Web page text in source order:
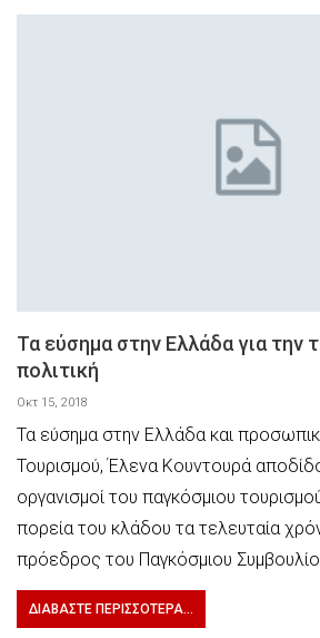
Τα εύσημα στην Ελλάδα για την
πολιτική
Οκτ 15, 2018
Τα εύσημα στην Ελλάδα και
Τουρισμού, Έλενα Κουντουρά
οργανισμοί του παγκόσμιου
πορεία του κλάδου τα τελευταία
πρόεδρος του Παγκόσμιου
ΔΙΑΒΆΣΤΕ ΠΕΡΙΣΣΌΤΕΡΑ...